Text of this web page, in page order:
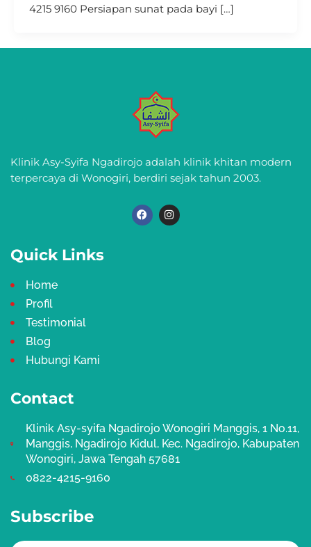
4215 9160 Persiapan sunat pada bayi […]
Klinik Asy-Syifa Ngadirojo adalah klinik khitan modern
terpercaya di Wonogiri, berdiri sejak tahun 2003.
F
a
c
I
n
s
Quick Links
Home
Profil
Testimonial
Blog
Hubungi Kami
Contact
Klinik Asy-syifa Ngadirojo Wonogiri Manggis, 1 No.11,
Manggis, Ngadirojo Kidul, Kec. Ngadirojo, Kabupaten
Wonogiri, Jawa Tengah 57681
0822-4215-9160
Subscribe